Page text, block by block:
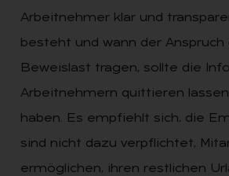
Arbeitnehmer klar und
besteht und wann der
Beweislast tragen, sollte die
Arbeitnehmern quittieren
haben. Es empfiehlt sich, die
sind nicht dazu verpflichtet,
ermöglichen, ihren restlichen